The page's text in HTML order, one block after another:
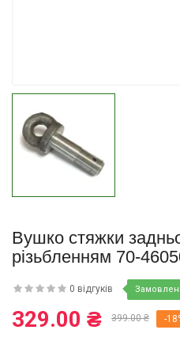
Вушко стяжки
різьбленням 70-
0 відгуків
329.00 ₴ 399.00 ₴ -